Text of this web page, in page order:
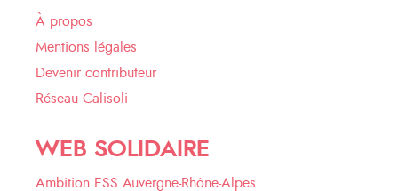
À propos
Mentions légales
Devenir contributeur
Réseau Calisoli
WEB SOLIDAIRE
Ambition ESS Auvergne-Rhône-Alpes